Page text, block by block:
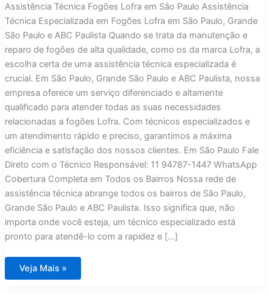
Assistência Técnica Fogões Lofra em São Paulo Assistência
Técnica Especializada em Fogões Lofra em São Paulo, Grande
São Paulo e ABC Paulista Quando se trata da manutenção e
reparo de fogões de alta qualidade, como os da marca Lofra, a
escolha certa de uma assistência técnica especializada é
crucial. Em São Paulo, Grande São Paulo e ABC Paulista, nossa
empresa oferece um serviço diferenciado e altamente
qualificado para atender todas as suas necessidades
relacionadas a fogões Lofra. Com técnicos especializados e
um atendimento rápido e preciso, garantimos a máxima
eficiência e satisfação dos nossos clientes. Em São Paulo Fale
Direto com o Técnico Responsável: 11 94787-1447 WhatsApp
Cobertura Completa em Todos os Bairros Nossa rede de
assistência técnica abrange todos os bairros de São Paulo,
Grande São Paulo e ABC Paulista. Isso significa que, não
importa onde você esteja, um técnico especializado está
pronto para atendê-lo com a rapidez e […]
Assistência
Técnica
Veja Mais »